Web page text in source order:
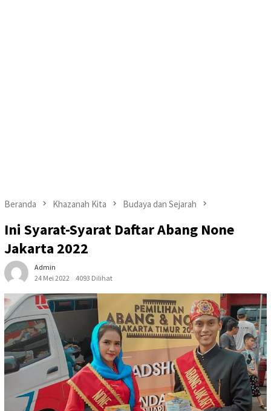
Beranda Khazanah Kita Budaya dan Sejarah
Ini Syarat-Syarat Daftar Abang None
Jakarta 2022
Admin
24 Mei 2022
4093 Dilihat